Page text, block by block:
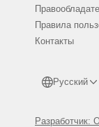
Правила
Контакты
Русский
Разработчик: